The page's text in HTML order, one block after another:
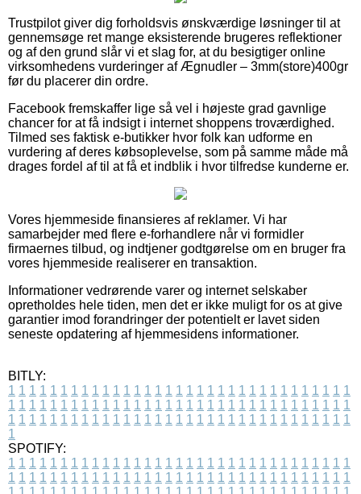
Trustpilot giver dig forholdsvis ønskværdige løsninger til at
gennemsøge ret mange eksisterende brugeres reflektioner
og af den grund slår vi et slag for, at du besigtiger online
virksomhedens vurderinger af Ægnudler – 3mm(store)400gr
før du placerer din ordre.
Facebook fremskaffer lige så vel i højeste grad gavnlige
chancer for at få indsigt i internet shoppens troværdighed.
Tilmed ses faktisk e-butikker hvor folk kan udforme en
vurdering af deres købsoplevelse, som på samme måde må
drages fordel af til at få et indblik i hvor tilfredse kunderne er.
Vores hjemmeside finansieres af reklamer. Vi har
samarbejder med flere e-forhandlere når vi formidler
firmaernes tilbud, og indtjener godtgørelse om en bruger fra
vores hjemmeside realiserer en transaktion.
Informationer vedrørende varer og internet selskaber
opretholdes hele tiden, men det er ikke muligt for os at give
garantier imod forandringer der potentielt er lavet siden
seneste opdatering af hjemmesidens informationer.
BITLY:
1 1 1 1 1 1 1 1 1 1 1 1 1 1 1 1 1 1 1 1 1 1 1 1 1 1 1 1 1 1 1 1 1
1 1 1 1 1 1 1 1 1 1 1 1 1 1 1 1 1 1 1 1 1 1 1 1 1 1 1 1 1 1 1 1 1
1 1 1 1 1 1 1 1 1 1 1 1 1 1 1 1 1 1 1 1 1 1 1 1 1 1 1 1 1 1 1 1 1
1
SPOTIFY:
1 1 1 1 1 1 1 1 1 1 1 1 1 1 1 1 1 1 1 1 1 1 1 1 1 1 1 1 1 1 1 1 1
1 1 1 1 1 1 1 1 1 1 1 1 1 1 1 1 1 1 1 1 1 1 1 1 1 1 1 1 1 1 1 1 1